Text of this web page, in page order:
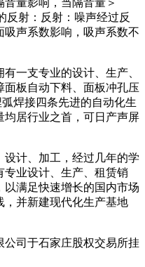
反射：反射：噪声经过反
声系数影响，吸声系数不
一支专业的设计、生产、
板自动下料、面板冲孔压
焊接四条先进的自动化生
均居行业之首，可日产声屏
设计、加工，经过几年的学
专业设计、生产、租赁销
满足快速增长的国内市场
，并新建现代化生产基地
公司于石家庄股权交易所挂